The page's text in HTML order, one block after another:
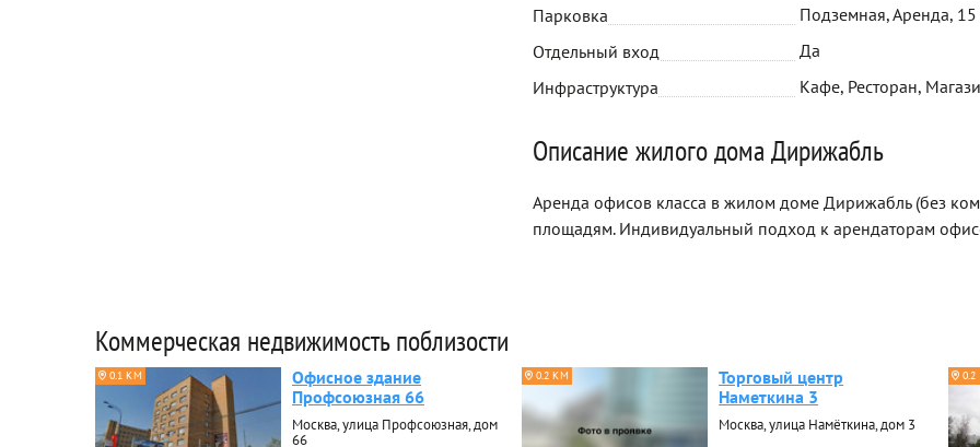
Парковка
Подземная, Аренда,
Отдельный вход
Да
Инфраструктура
Кафе, Ресторан,
Описание жилого дома Дирижабль
Аренда офисов класса в жилом доме Дирижабль (без
площадям. Индивидуальный подход к арендаторам
Коммерческая недвижимость поблизости
0.1 КМ
Офисное здание
Профсоюзная 66
Москва, улица Профсоюзная, дом
66
0.2 КМ
Торговый центр
Наметкина 3
Москва, улица Намёткина, дом 3